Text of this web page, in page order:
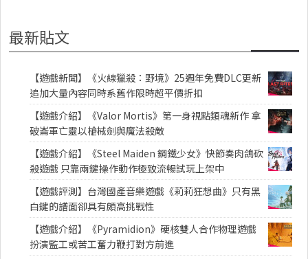
最新貼文
【遊戲新聞】《火線獵殺：野境》25週年免費DLC更新
追加大量內容同時系舊作限時超平價折扣
【遊戲介紹】《Valor Mortis》第一身視點類魂新作 拿
破崙軍亡靈以槍械劍與魔法殺敵
【遊戲介紹】《Steel Maiden 鋼鐵少女》快節奏肉鴿砍
殺遊戲 只靠兩鍵操作動作極致流暢試玩上架中
【遊戲評測】台灣國產音樂遊戲《莉莉狂想曲》只有黑
白鍵的譜面卻具有頗高挑戰性
【遊戲介紹】《Pyramidion》硬核雙人合作物理遊戲
扮演監工或苦工奮力鞭打對方前進